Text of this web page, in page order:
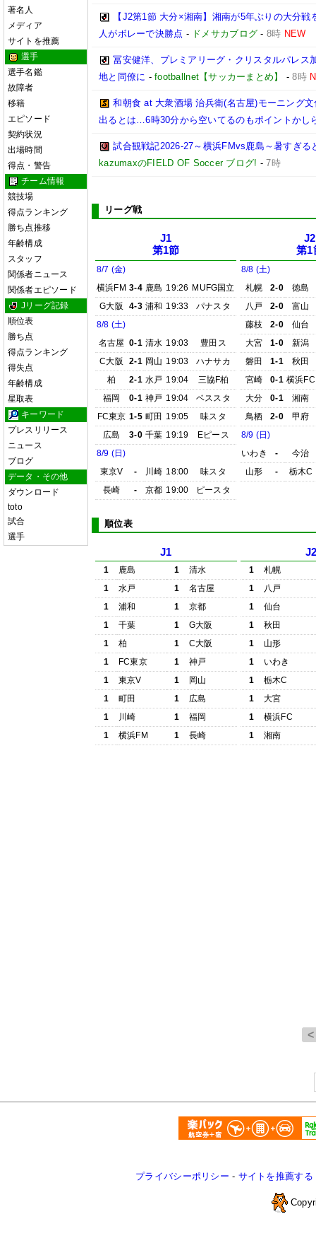
著名人
メディア
サイトを推薦
選手
選手名鑑
故障者
移籍
エピソード
契約状況
出場時間
得点・警告
チーム情報
競技場
得点ランキング
勝ち点推移
年齢構成
スタッフ
関係者ニュース
関係者エピソード
Jリーグ記録
順位表
勝ち点
得点ランキング
得失点
年齢構成
星取表
キーワード
プレスリリース
ニュース
ブログ
データ・その他
ダウンロード
toto
試合
選手
【J2第1節 大分×湘南】湘南が5年ぶりの大分
人がボレーで決勝点 - ドメサカブログ - 8時 NEW
冨安健洋、プレミアリーグ・クリスタルパレ
地と同僚に -footballnet【サッカーまとめ】 -8時
和朝食 at 大衆酒場 治兵衛(名古屋)モーニング
出るとは…6時30分から空いてるのもポイントかし
試合観戦記2026-27～横浜FMvs鹿島～暑すぎ
kazumaxのFIELD OF Soccer ブログ! -7時
リーグ戦
J1
第1節
8/7 (金)
横浜FM 3-4 鹿島 19:26 MUFG国立
G大阪
4-3 浦和 19:33
パナスタ
8/8 (土)
名古屋 0-1 清水 19:03
豊田ス
C大阪
2-1 岡山 19:03
ハナサカ
柏
2-1 水戸 19:04
三協F柏
福岡
0-1 神戸 19:04
ベススタ
FC東京 1-5 町田 19:05
味スタ
広島
3-0 千葉 19:19
Eピース
8/9 (日)
東京V
- 川崎 18:00
味スタ
長崎
- 京都 19:00 ピースタ
J2
第1
8/8 (土)
札幌
2-0
徳島
八戸
2-0
富山
藤枝
2-0
仙台
大宮
1-0
新潟
磐田
1-1
秋田
宮崎
0-1 横浜FC
大分
0-1
湘南
鳥栖
2-0
甲府
8/9 (日)
いわき
-
今治
山形
- 栃木C
順位表
J1
1 鹿島 1
清水
1
水戸 1
名古屋
1
浦和 1
京都
1
千葉 1
G大阪
1
柏 1
C大阪
1
FC東京 1
神戸
1
東京V 1
岡山
1
町田 1
広島
1
川崎 1
福岡
1
横浜FM 1 長崎
1
札幌
1
八戸
1
仙台
1
秋田
1
山形
1
いわき
1
栃木C
1
大宮
1
横浜FC
1
湘南
プライバシーポリシー - サイトを推薦する